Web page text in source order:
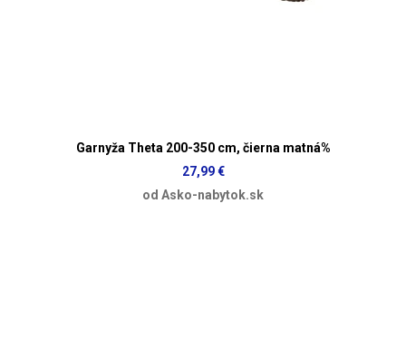
Garnyža Theta 200-350 cm, čierna matná%
27,99 €
od Asko-nabytok.sk